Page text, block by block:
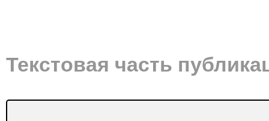
Текстовая часть